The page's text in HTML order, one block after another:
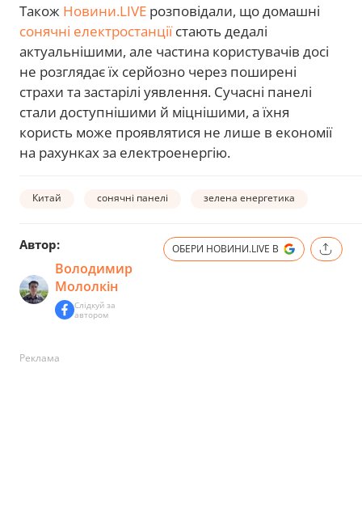
Також Новини.LIVE розповідали, що домашні
сонячні електростанціїстають дедалі
актуальнішими, але частина користувачів досі
не розглядає їх серйозно через поширені
страхи та застарілі уявлення. Сучасні панелі
стали доступнішими й міцнішими, а їхня
користь може проявлятися не лише в економії
на рахунках за електроенергію.
Китай сонячні панелі зелена енергетика
Автор:
Володимир
Мололкін
Слідкуй за
автором
ОБЕРИ НОВИНИ.LIVE В
Реклама